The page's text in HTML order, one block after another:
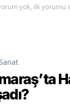
yok, ilk yorumu